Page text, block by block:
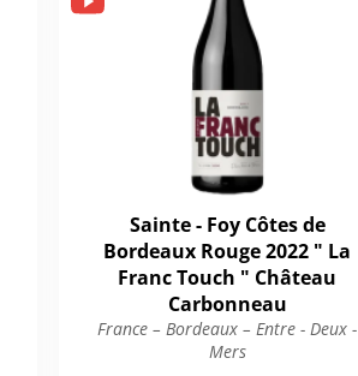
Sainte - Foy Côtes de
Bordeaux Rouge 2022 " La
Franc Touch " Château
Carbonneau
France – Bordeaux – Entre - Deux -
Mers